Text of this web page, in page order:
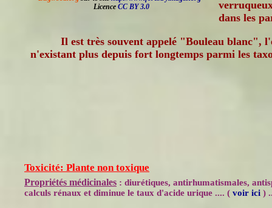
Licence CC BY 3.0
dans les
Il est très souvent appelé "Bouleau blanc",
n'existant plus depuis fort longtemps parmi les
Toxicité: Plante non toxique
Propriétés médicinales : diurétiques, antirhumatismales,
calculs rénaux et diminue le taux d'acide urique .... ( voir ici )